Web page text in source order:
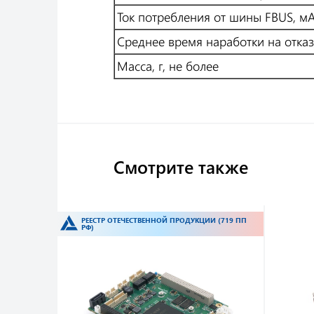
Ток потребления от шины FBUS,
Среднее время наработки на
Масса, г, не более
Модули ввода-вывода.
Модули ввода-вывода.
3D модель (формат STEP)
FASTWEL IO - развитие
FASTWEL IO - развитие
DIM76301-C1
коммутируемое
Смотрите также
РЕЕСТР ОТЕЧЕСТВЕННОЙ ПРОДУКЦИИ (719 ПП
РФ)